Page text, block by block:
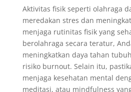
Aktivitas fisik seperti olahraga
meredakan stres dan
menjaga rutinitas fisik yang
berolahraga secara teratur,
meningkatkan daya tahan
risiko burnout. Selain itu,
menjaga kesehatan mental
meditasi, atau mindfulness